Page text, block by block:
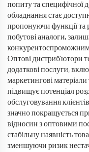
попиту та специфічної
обладнання стає
пропонуючи функції та
побутові аналоги,
Оптові дистриб'ютори
додаткові послуги,
маркетингові
підвищує потенціал
обслуговування
значно покращується
відносин з оптовими
стабільну наявність
зменшуючи ризик